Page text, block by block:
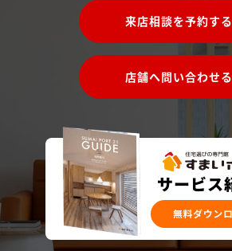
来店相談を予約する
店舗へ問い合わせる